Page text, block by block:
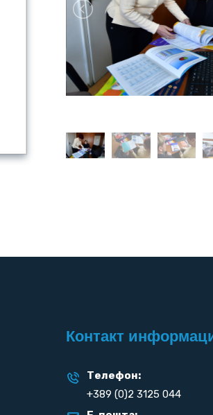
Контакт
Телефон:
+389 (0)2 3125 044